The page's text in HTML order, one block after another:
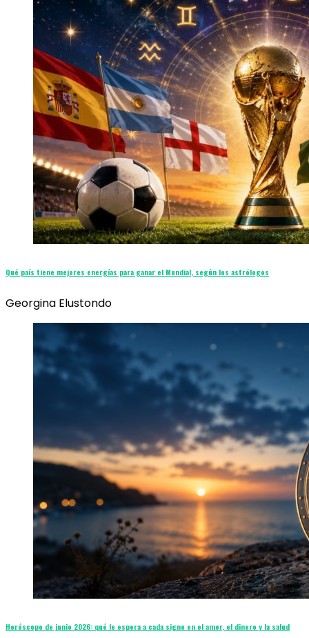
Qué país tiene mejores energías para ganar el Mundial, según los astrólogos
Georgina Elustondo
Horóscopo de junio 2026: qué le espera a cada signo en el amor, el dinero y la salud